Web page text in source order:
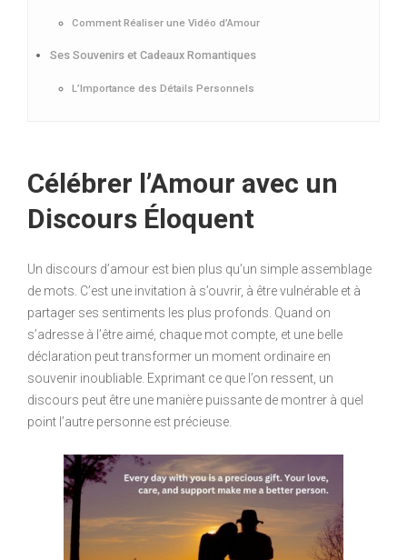
Comment Réaliser une Vidéo d’Amour
Ses Souvenirs et Cadeaux Romantiques
L’Importance des Détails Personnels
Célébrer l’Amour avec un
Discours Éloquent
Un discours d’amour est bien plus qu’un simple assemblage
de mots. C’est une invitation à s’ouvrir, à être vulnérable et à
partager ses sentiments les plus profonds. Quand on
s’adresse à l’être aimé, chaque mot compte, et une belle
déclaration peut transformer un moment ordinaire en
souvenir inoubliable. Exprimant ce que l’on ressent, un
discours peut être une manière puissante de montrer à quel
point l’autre personne est précieuse.